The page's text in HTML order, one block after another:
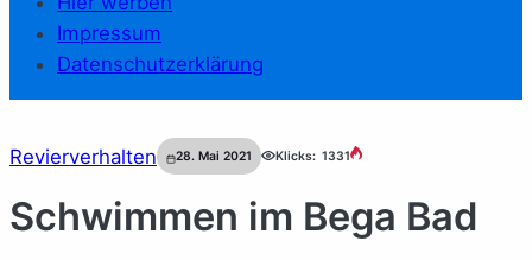
Impressum
Datenschutzerklärung
Revierverhalten 28. Mai 2021 Klicks: 1331
Schwimmen im Bega Bad